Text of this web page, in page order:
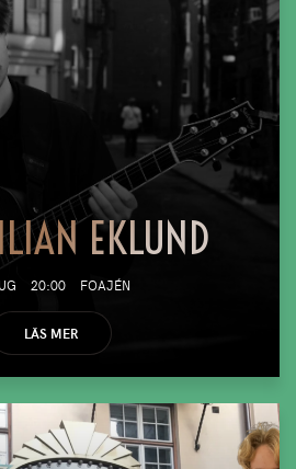
EKLUND
20:00 FOAJÉN
LÄS MER